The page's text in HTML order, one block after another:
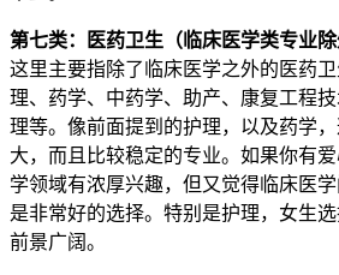
第七类：医药卫生（临床医学类专业
这里主要指除了临床医学之外的医药
理、药学、中药学、助产、康复工程
理等。像前面提到的护理，以及药学
大，而且比较稳定的专业。如果你有
学领域有浓厚兴趣，但又觉得临床医
是非常好的选择。特别是护理，女生选
前景广阔。